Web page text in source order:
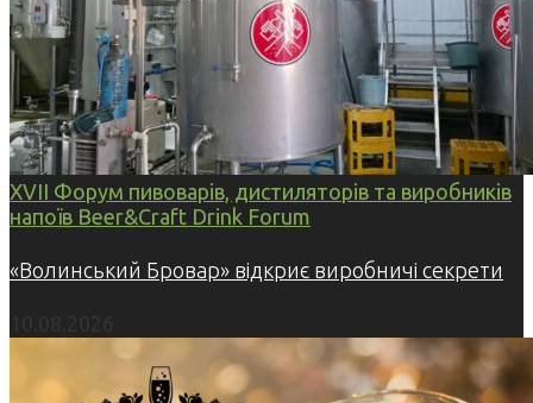
XVII Форум пивоварів, дистиляторів та виробників
напоїв Beer&Craft Drink Forum
«Волинський Бровар» відкриє виробничі секрети